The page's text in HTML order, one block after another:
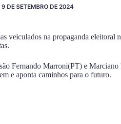
9 DE SETEMBRO DE 2024
veiculados na propaganda eleitoral
Fernando Marroni(PT) e
e aponta caminhos para o futuro.